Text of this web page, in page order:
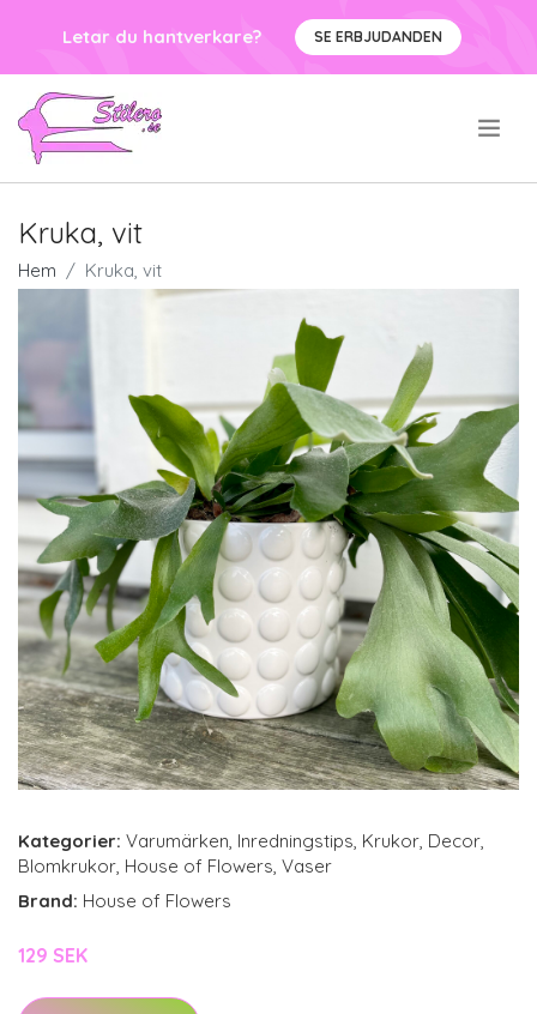
Letar du hantverkare? SE ERBJUDANDEN
Kruka, vit
Hem Kruka, vit
Kategorier: Varumärken, Inredningstips, Krukor, Decor,
Blomkrukor, House of Flowers, Vaser
Brand: House of Flowers
129 SEK